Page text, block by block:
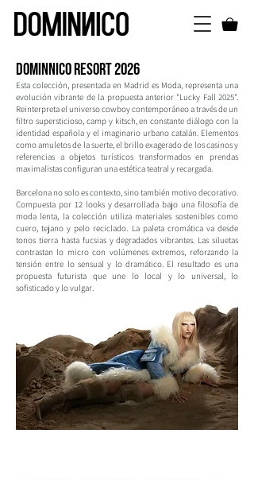
DOMINNICO resort 2026
Esta colección, presentada en Madrid es Moda, representa una
evolución vibrante de la propuesta anterior "Lucky Fall 2025".
Reinterpreta el universo cowboy contemporáneo a través de un
filtro supersticioso, camp y kitsch, en constante diálogo con la
identidad española y el imaginario urbano catalán. Elementos
como amuletos de la suerte, el brillo exagerado de los casinos y
referencias a objetos turísticos transformados en prendas
maximalistas configuran una estética teatral y recargada.
Barcelona no solo es contexto, sino también motivo decorativo.
Compuesta por 12 looks y desarrollada bajo una filosofía de
moda lenta, la colección utiliza materiales sostenibles como
cuero, tejano y pelo reciclado. La paleta cromática va desde
tonos tierra hasta fucsias y degradados vibrantes. Las siluetas
contrastan lo micro con volúmenes extremos, reforzando la
tensión entre lo sensual y lo dramático. El resultado es una
propuesta futurista que une lo local y lo universal, lo
sofisticado y lo vulgar.